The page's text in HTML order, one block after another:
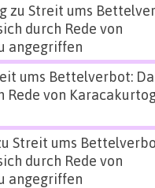
zu Streit ums
durch Rede von
angegriffen
ums Bettelverbot:
Rede von
Streit ums
durch Rede von
angegriffen